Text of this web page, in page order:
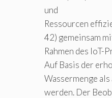
und
Ressourcen
42) gemeinsam
Rahmen des IoT-
Auf Basis der
Wassermenge
werden. Der